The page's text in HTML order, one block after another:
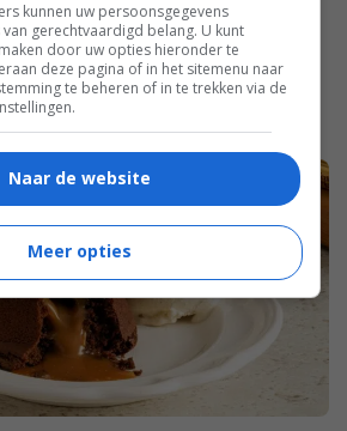
kunnen uw persoonsgegevens
gerechtvaardigd belang. U kunt
door uw opties hieronder te
deze pagina of in het sitemenu naar
te beheren of in te trekken via de
Naar de website
Meer opties